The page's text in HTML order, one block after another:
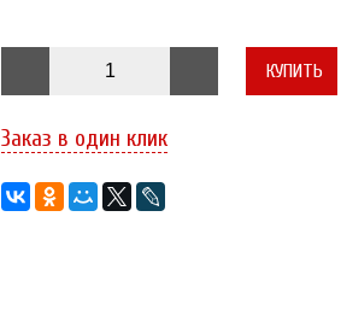
КУПИТЬ
Заказ в один клик